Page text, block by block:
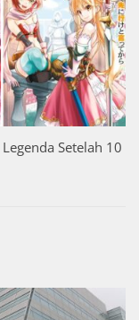
Setelah 10